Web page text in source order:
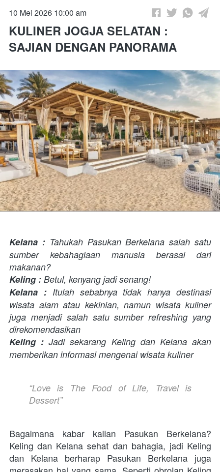
10 Mei 2026 10:00 am
KULINER JOGJA SELATAN :
SAJIAN DENGAN PANORAMA
Kelana : Tahukah Pasukan Berkelana salah satu
sumber kebahagiaan manusia berasal dari
makanan?
Keling : Betul, kenyang jadi senang!
Kelana : Itulah sebabnya tidak hanya destinasi
wisata alam atau kekinian, namun wisata kuliner
juga menjadi salah satu sumber refreshing yang
direkomendasikan
Keling : Jadi sekarang Keling dan Kelana akan
memberikan informasi mengenai wisata kuliner
“Love is The Food of Life, Travel is
Dessert”
Bagaimana kabar kalian Pasukan Berkelana?
Keling dan Kelana sehat dan bahagia, jadi Keling
dan Kelana berharap Pasukan Berkelana juga